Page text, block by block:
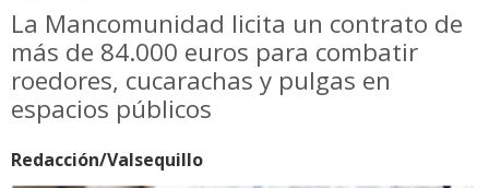
La Mancomunidad licita un contrato de
más de 84.000 euros para combatir
roedores, cucarachas y pulgas en
espacios públicos
Redacción/Valsequillo